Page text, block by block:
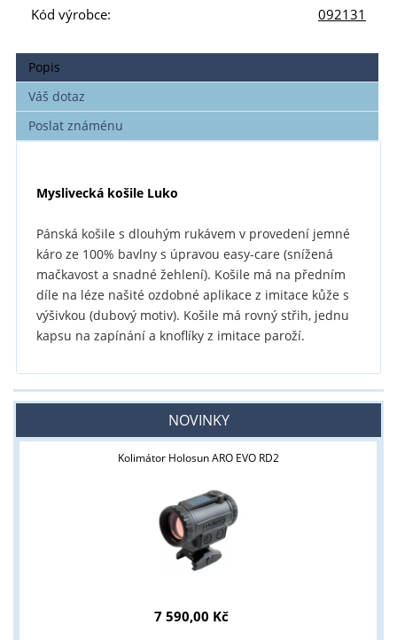
Kód výrobce:
092131
Popis
Váš dotaz
Poslat známénu
Myslivecká košile Luko
Pánská košile s dlouhým rukávem v provedení jemné
káro ze 100% bavlny s úpravou easy-care (snížená
mačkavost a snadné žehlení). Košile má na předním
díle na léze našité ozdobné aplikace z imitace kůže s
výšivkou (dubový motiv). Košile má rovný střih, jednu
kapsu na zapínání a knoflíky z imitace paroží.
NOVINKY
Kolimátor Holosun ARO EVO RD2
7 590,00 Kč